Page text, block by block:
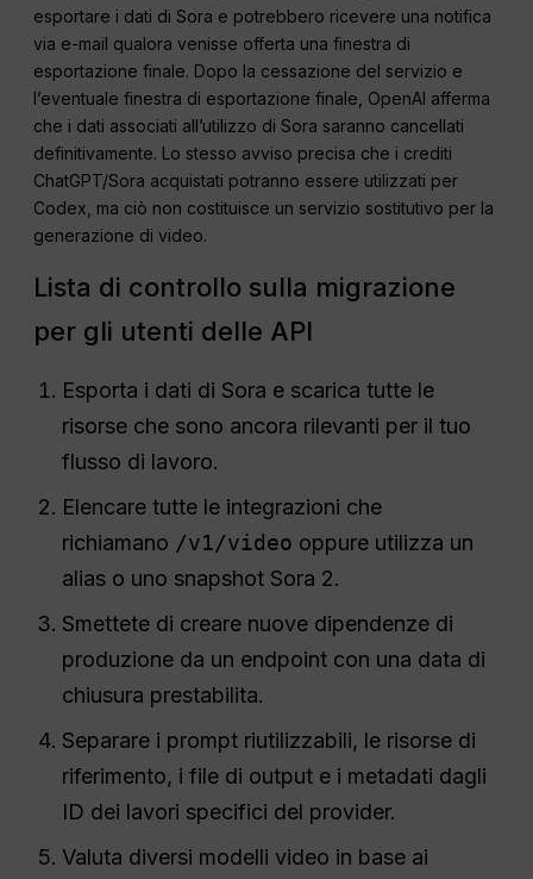
esportare i dati di Sora e potrebbero ricevere una notifica
via e-mail qualora venisse offerta una finestra di
esportazione finale. Dopo la cessazione del servizio e
l’eventuale finestra di esportazione finale, OpenAI afferma
che i dati associati all’utilizzo di Sora saranno cancellati
definitivamente. Lo stesso avviso precisa che i crediti
ChatGPT/Sora acquistati potranno essere utilizzati per
Codex, ma ciò non costituisce un servizio sostitutivo per la
generazione di video.
Lista di controllo sulla migrazione
per gli utenti delle API
Esporta i dati di Sora e scarica tutte le
risorse che sono ancora rilevanti per il tuo
flusso di lavoro.
Elencare tutte le integrazioni che
richiamano /v1/video oppure utilizza un
alias o uno snapshot Sora 2.
Smettete di creare nuove dipendenze di
produzione da un endpoint con una data di
chiusura prestabilita.
Separare i prompt riutilizzabili, le risorse di
riferimento, i file di output e i metadati dagli
ID dei lavori specifici del provider.
Valuta diversi modelli video in base ai